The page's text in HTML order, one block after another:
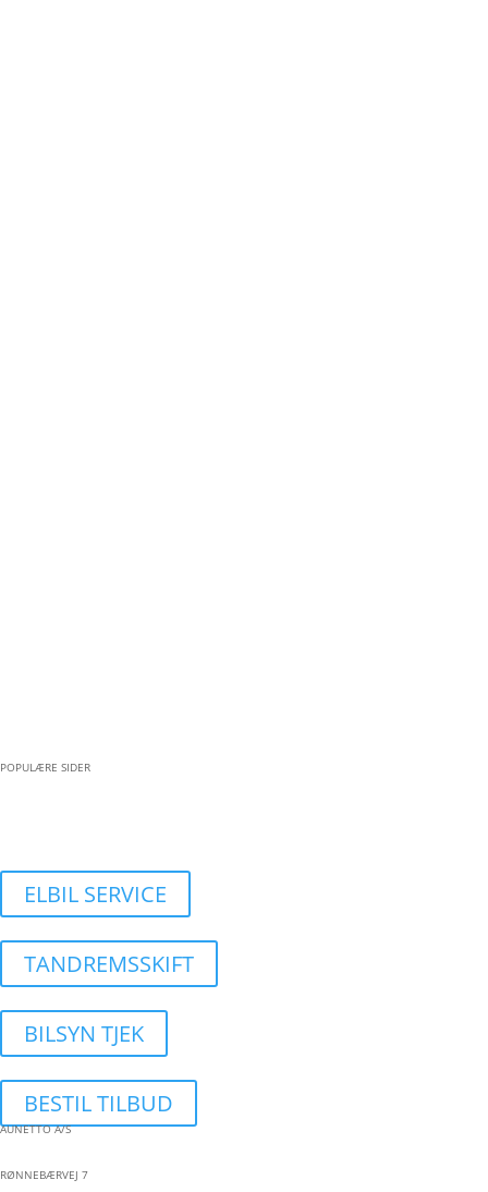
POPULÆRE SIDER
ELBIL SERVICE
TANDREMSSKIFT
BILSYN TJEK
BESTIL TILBUD
AUNETTO A/S
RØNNEBÆRVEJ 7